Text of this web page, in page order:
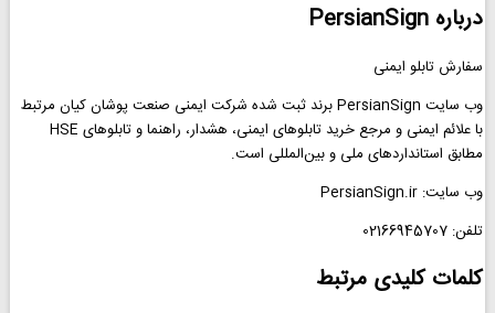
درباره PersianSign
سفارش تابلو ایمنی
وب سایت PersianSign برند ثبت شده شرکت ایمنی صنعت پوشان کیان مرتبط
با علائم ایمنی و مرجع خرید تابلوهای ایمنی، هشدار، راهنما و تابلوهای HSE
مطابق استانداردهای ملی و بین‌المللی است.
وب سایت: PersianSign.ir
تلفن: 02166945707
کلمات کلیدی مرتبط